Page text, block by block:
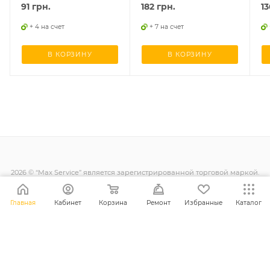
91 грн.
+ 4 на счет
В КОРЗИНУ
182 грн.
+ 7 на счет
В КОРЗИНУ
2026 © “Max Service” является зарегистрированной торговой маркой.
Все права защищены.
Главная Кабинет Корзина Ремонт Избранные Каталог